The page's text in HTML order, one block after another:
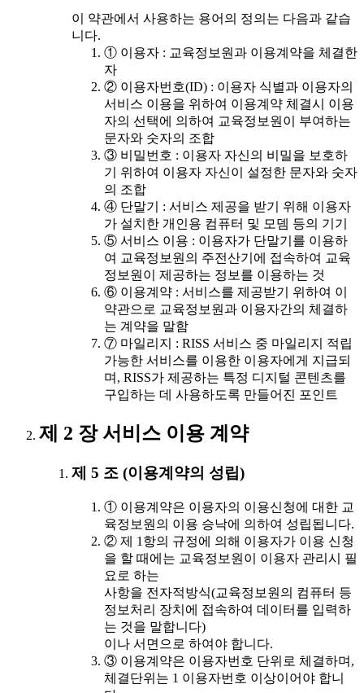
이 약관에서 사용하는 용어의 정의는 다음과 같습
니다.
① 이용자 : 교육정보원과 이용계약을 체결한
자
② 이용자번호(ID) : 이용자 식별과 이용자의
서비스 이용을 위하여 이용계약 체결시 이용
자의 선택에 의하여 교육정보원이 부여하는
문자와 숫자의 조합
③ 비밀번호 : 이용자 자신의 비밀을 보호하
기 위하여 이용자 자신이 설정한 문자와 숫자
의 조합
④ 단말기 : 서비스 제공을 받기 위해 이용자
가 설치한 개인용 컴퓨터 및 모뎀 등의 기기
⑤ 서비스 이용 : 이용자가 단말기를 이용하
여 교육정보원의 주전산기에 접속하여 교육
정보원이 제공하는 정보를 이용하는 것
⑥ 이용계약 : 서비스를 제공받기 위하여 이
약관으로 교육정보원과 이용자간의 체결하
는 계약을 말함
⑦ 마일리지 : RISS 서비스 중 마일리지 적립
가능한 서비스를 이용한 이용자에게 지급되
며, RISS가 제공하는 특정 디지털 콘텐츠를
구입하는 데 사용하도록 만들어진 포인트
제 2 장 서비스 이용 계약
제 5 조 (이용계약의 성립)
① 이용계약은 이용자의 이용신청에 대한 교
육정보원의 이용 승낙에 의하여 성립됩니다.
② 제 1항의 규정에 의해 이용자가 이용 신청
을 할 때에는 교육정보원이 이용자 관리시 필
요로 하는
사항을 전자적방식(교육정보원의 컴퓨터 등
정보처리 장치에 접속하여 데이터를 입력하
는 것을 말합니다)
이나 서면으로 하여야 합니다.
③ 이용계약은 이용자번호 단위로 체결하며,
체결단위는 1 이용자번호 이상이어야 합니